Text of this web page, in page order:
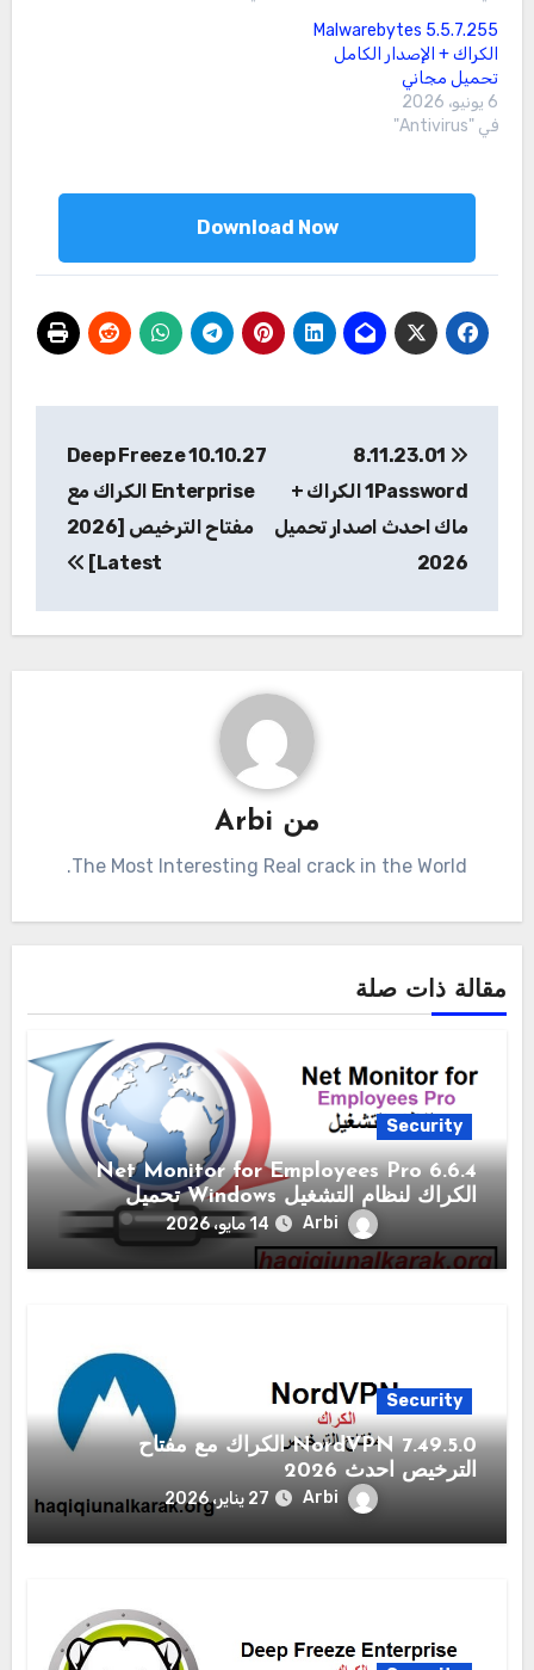
Malwarebytes 5.5.7.255
الكراك + الإصدار الكامل
تحميل مجاني
6 يونيو، 2026
في "Antivirus"
Download Now
المقالات
8.11.23.01
1Password الكراك +
ماك احدث اصدار تحميل
2026
10.10.27 Deep Freeze
Enterprise الكراك مع
مفتاح الترخيص [2026
Latest]
من Arbi
The Most Interesting Real crack in the World.
مقالة ذات صلة
Security
6.6.4 Net Monitor for Employees Pro
الكراك لنظام التشغيل Windows تحميل
Arbi 14 مايو، 2026
Security
NordVPN 7.49.5.0 الكراك مع مفتاح
الترخيص احدث 2026
Arbi 27 يناير، 2026